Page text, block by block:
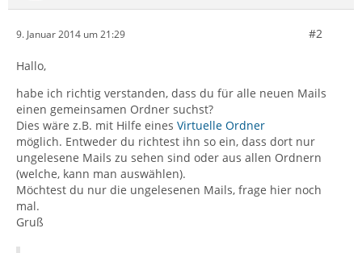
9. Januar 2014 um 21:29 #2
Hallo,
habe ich richtig verstanden, dass du für alle neuen Mails
einen gemeinsamen Ordner suchst?
Dies wäre z.B. mit Hilfe eines Virtuelle Ordner
möglich. Entweder du richtest ihn so ein, dass dort nur
ungelesene Mails zu sehen sind oder aus allen Ordnern
(welche, kann man auswählen).
Möchtest du nur die ungelesenen Mails, frage hier noch
mal.
Gruß